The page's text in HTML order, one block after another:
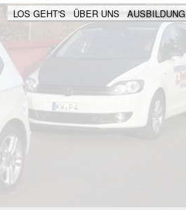
LOS GEHT'S ÜBER UNS AUSBILDUNG